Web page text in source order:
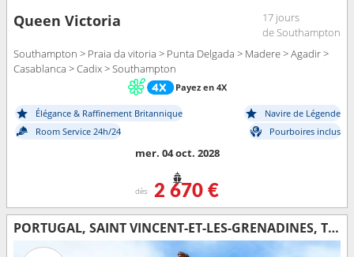
Queen Victoria
17 jours
de Southampton
Southampton > Praia da vitoria > Punta Delgada > Madere > Agadir >
Casablanca > Cadix > Southampton
Payez en 4X
Élégance & Raffinement Britannique
Navire de Légende
Room Service 24h/24
Pourboires inclus
mer. 04 oct. 2028
dès 2 670 €
PORTUGAL, SAINT VINCENT-ET-LES-GRENADINES, TENERIFE, LANZAROTE, MAROC, ESPAGNE, ROYAUME-UNI